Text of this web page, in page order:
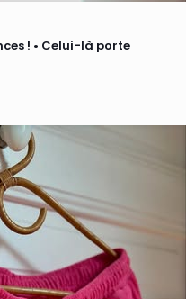
! • Celui-là porte